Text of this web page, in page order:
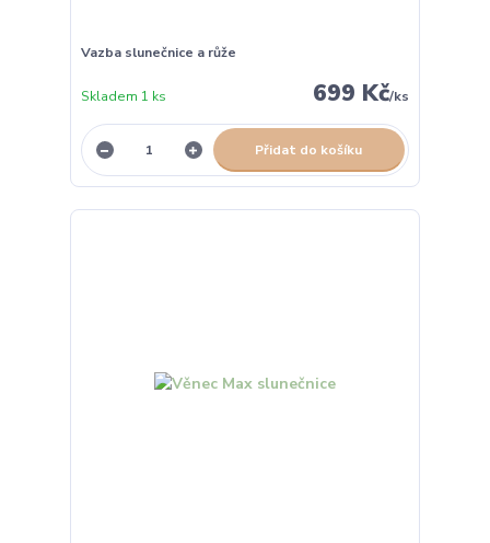
Vazba slunečnice a růže
699 Kč/ks
Skladem 1 ks
Přidat do košíku